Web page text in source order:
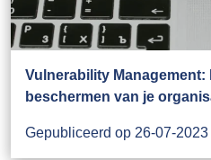
Vulnerability Management:
beschermen van je
Gepubliceerd op 26-07-2023